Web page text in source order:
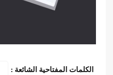
الكلمات المفتاحية الشائعة :